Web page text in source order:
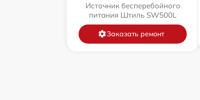
Источник бесперебойного
питания Штиль SW500L
Заказать ремонт